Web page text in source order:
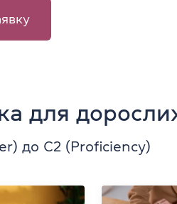
для
до C2 (Proficiency)